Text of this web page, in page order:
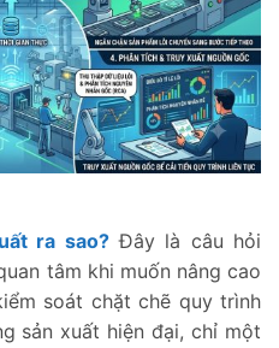
ra sao?Đây là câu hỏi
tâm khi muốn nâng cao
soát chặt chẽ quy trình
sản xuất hiện đại, chỉ một